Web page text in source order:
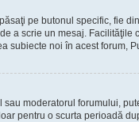
pe butonul specific, fie
a scrie un mesaj. Facilităţile
subiecte noi în acest forum,
sau moderatorul forumului,
pentru o scurta perioadă